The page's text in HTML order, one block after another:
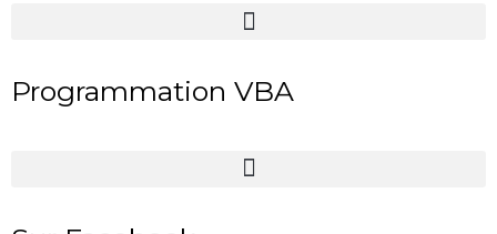
Programmation VBA